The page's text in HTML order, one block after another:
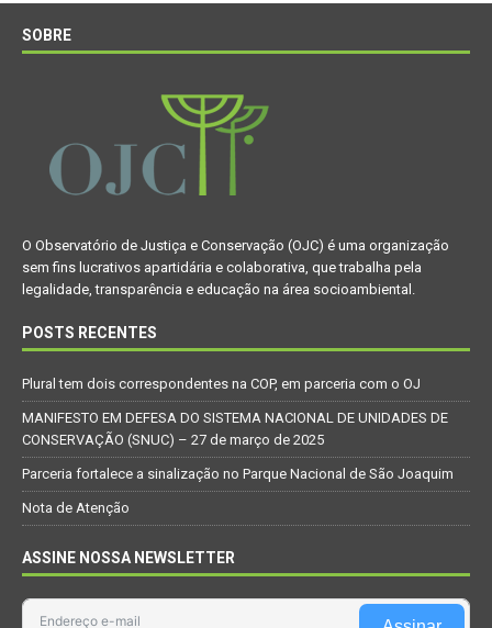
SOBRE
O Observatório de Justiça e Conservação (OJC) é uma organização
sem fins lucrativos apartidária e colaborativa, que trabalha pela
legalidade, transparência e educação na área socioambiental.
POSTS RECENTES
Plural tem dois correspondentes na COP, em parceria com o OJ
MANIFESTO EM DEFESA DO SISTEMA NACIONAL DE UNIDADES DE
CONSERVAÇÃO (SNUC) – 27 de março de 2025
Parceria fortalece a sinalização no Parque Nacional de São Joaquim
Nota de Atenção
ASSINE NOSSA NEWSLETTER